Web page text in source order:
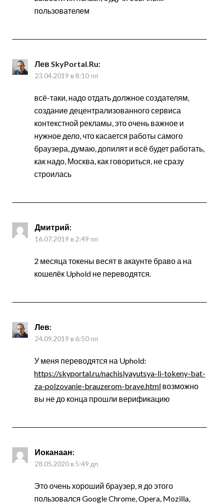
пользователем
Лев SkyPortal.Ru:
23.04.2019 в 8:10 пп
всё-таки, надо отдать должное создателям,
создание децентрализованного сервиса
контекстной рекламы, это очень важное и
нужное дело, что касается работы самого
браузера, думаю, допилят и всё будет работать,
как надо, Москва, как говориться, не сразу
строилась
Дмитрий:
16.07.2019 в 2:49 пп
2 месяца токены весят в акаунте браво а на
кошелёк Uphold не переводятся.
Лев:
24.09.2019 в 6:50 пп
У меня переводятся на Uphold:
https://skyportal.ru/nachislyayutsya-li-tokeny-bat-
za-polzovanie-brauzerom-brave.html возможно
вы не до конца прошли верификацию
Иоканаан:
28.05.2020 в 5:49 дп
Это очень хороший браузер, я до этого
пользовался Google Chrome, Opera, Mozilla,